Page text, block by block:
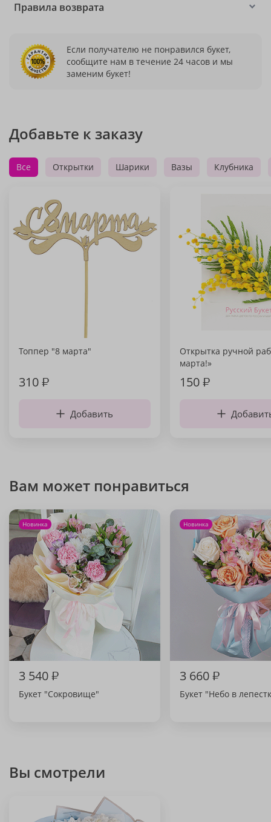
Правила возврата
Если получателю не понравился букет,
сообщите нам в течение 24 часов и мы
заменим букет!
Добавьте к заказу
Все Открытки Шарики Вазы Клубника
Топпер "8 марта"
310₽
Добавить
Открытка ручной
марта!»
150₽
Вам может понравиться
Новинка
3 540₽
Букет "Сокровище"
Новинка
3 660₽
Букет "Небо в
Вы смотрели